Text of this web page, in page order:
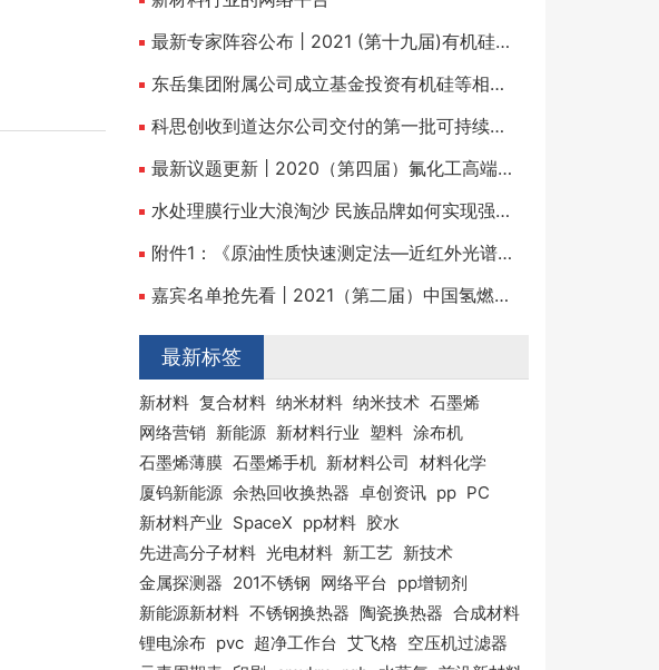
最新专家阵容公布 | 2021 (第十九届)有机硅精细化学品技术交流会
东岳集团附属公司成立基金投资有机硅等相关行业
科思创收到道达尔公司交付的第一批可持续苯产品
最新议题更新 | 2020（第四届）氟化工高端发展论坛
水处理膜行业大浪淘沙 民族品牌如何实现强势崛起？
附件1：《原油性质快速测定法—近红外光谱法》征求意见稿及编制说明.pdf
嘉宾名单抢先看 | 2021（第二届）中国氢燃料电池关键材料与装备高峰论坛
最新标签
新材料 复合材料 纳米材料 纳米技术 石墨烯
网络营销 新能源 新材料行业 塑料 涂布机
石墨烯薄膜 石墨烯手机 新材料公司 材料化学
厦钨新能源 余热回收换热器 卓创资讯 pp PC
新材料产业 SpaceX pp材料 胶水
先进高分子材料 光电材料 新工艺 新技术
金属探测器 201不锈钢 网络平台 pp增韧剂
新能源新材料 不锈钢换热器 陶瓷换热器 合成材料
锂电涂布 pvc 超净工作台 艾飞格 空压机过滤器